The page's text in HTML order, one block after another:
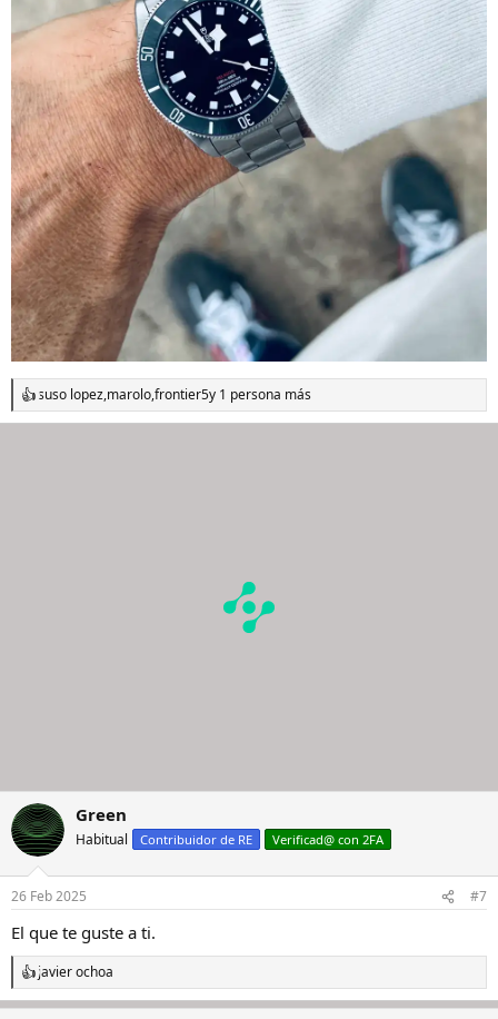
R
e
suso lopez,marolo,frontier5y 1 persona más
Green
Habitual Contribuidor de RE Verificad@ con 2FA
26 Feb 2025 #7
El que te guste a ti.
R
e
javier ochoa